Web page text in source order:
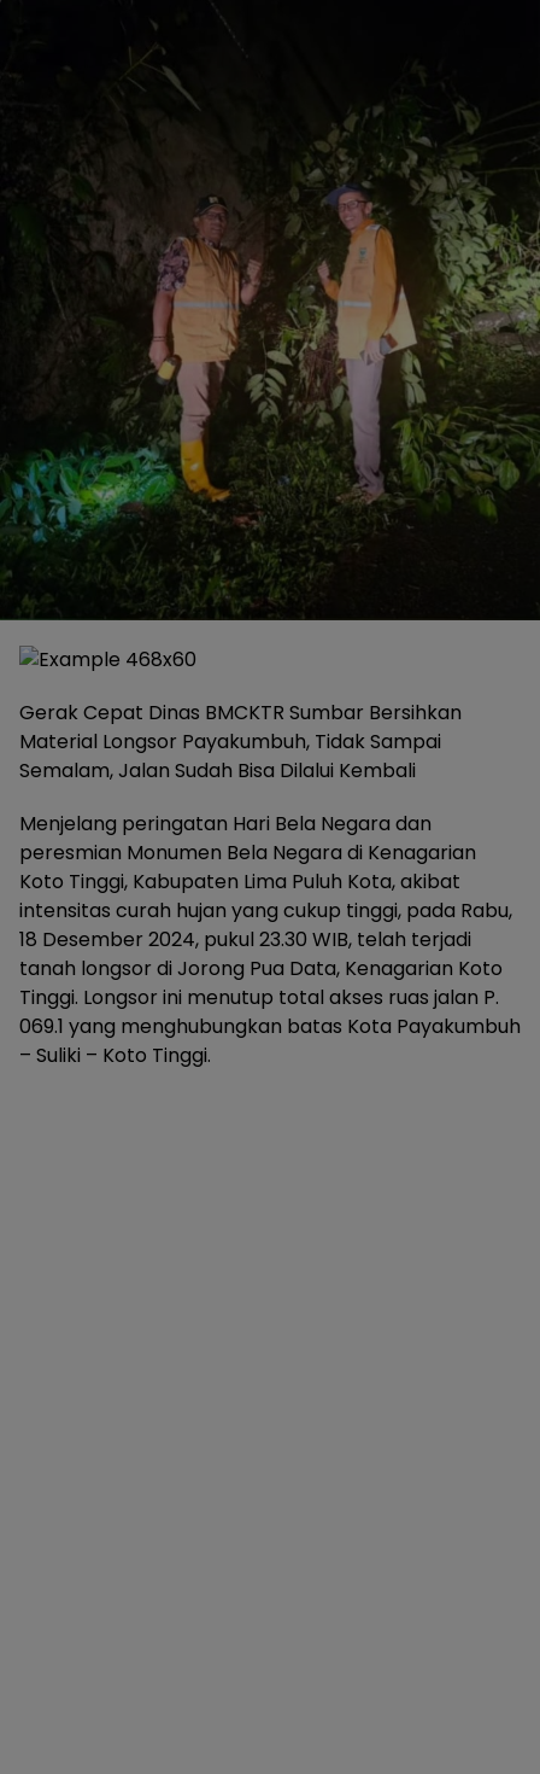
Gerak Cepat Dinas BMCKTR Sumbar Bersihkan
Material Longsor Payakumbuh, Tidak Sampai
Semalam, Jalan Sudah Bisa Dilalui Kembali
Menjelang peringatan Hari Bela Negara dan
peresmian Monumen Bela Negara di Kenagarian
Koto Tinggi, Kabupaten Lima Puluh Kota, akibat
intensitas curah hujan yang cukup tinggi, pada Rabu,
18 Desember 2024, pukul 23.30 WIB, telah terjadi
tanah longsor di Jorong Pua Data, Kenagarian Koto
Tinggi. Longsor ini menutup total akses ruas jalan P.
069.1 yang menghubungkan batas Kota Payakumbuh
– Suliki – Koto Tinggi.